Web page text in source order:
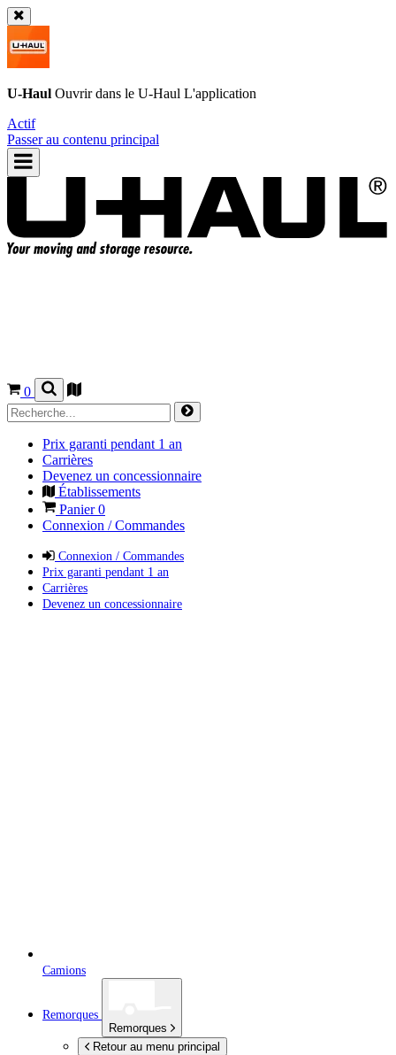
U-Haul Ouvrir dans le U-Haul L'application
Actif
Passer au contenu principal
0
Prix garanti pendant 1 an
Carrières
Devenez un concessionnaire
Établissements
Panier0
Connexion / Commandes
Connexion / Commandes
Prix garanti pendant 1 an
Carrières
Devenez un concessionnaire
Camions
Remorques
Remorques
Retour au menu principal